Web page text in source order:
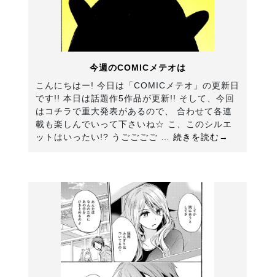
今週のCOMICメテオは
こんにちはー! 今日は「COMICメテオ」の更新日
です!! 本日は話題作5作品が更新!! そして、今回
はコチラで重大発表があるので、 合わせて各連
載も楽しんでいって下さいね☆ こ、このシルエ
ットはいったい!? うごごごご … 続きを読む→